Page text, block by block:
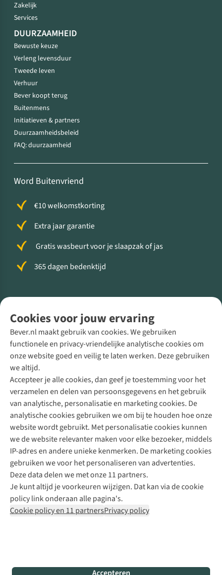
Cookies voor jouw ervaring
Bever.nl maakt gebruik van cookies. We gebruiken
functionele en privacy-vriendelijke analytische cookies om
onze website goed en veilig te laten werken. Deze gebruiken
we altijd.
Accepteer je alle cookies, dan geef je toestemming voor het
verzamelen en delen van persoonsgegevens en het gebruik
van analytische, personalisatie en marketing cookies. De
analytische cookies gebruiken we om bij te houden hoe onze
website wordt gebruikt. Met personalisatie cookies kunnen
we de website relevanter maken voor elke bezoeker, middels
IP-adres en andere unieke kenmerken. De marketing cookies
gebruiken we voor het personaliseren van advertenties.
Deze data delen we met onze 11 partners.
Je kunt altijd je voorkeuren wijzigen. Dat kan via de cookie
policy link onderaan alle pagina's.
Cookie policy en 11 partnersPrivacy policy
Zakelijk
Services
DUURZAAMHEID
Bewuste keuze
Verleng levensduur
Tweede leven
Verhuur
Bever koopt terug
Buitenmens
Initiatieven & partners
Duurzaamheidsbeleid
FAQ: duurzaamheid
Word Buitenvriend
€10 welkomstkorting
Extra jaar garantie
Gratis wasbeurt voor je slaapzak of jas
365 dagen bedenktijd
Direct advies van een Buitenexpert
+31 (0)85 888 50 88
+31 6 12 28 49 80
Contactformulier